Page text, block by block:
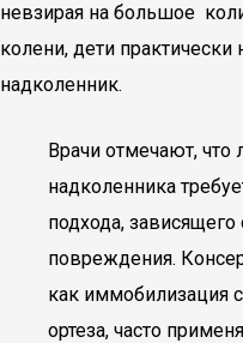
невзирая на большое
колени, дети
надколенник.
Врачи отмечают, что
надколенника
подхода, зависящего
повреждения.
как иммобилизация
ортеза, часто